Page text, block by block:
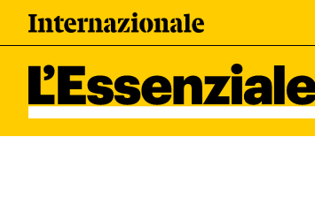
Leggi Internazionale
Newsletter